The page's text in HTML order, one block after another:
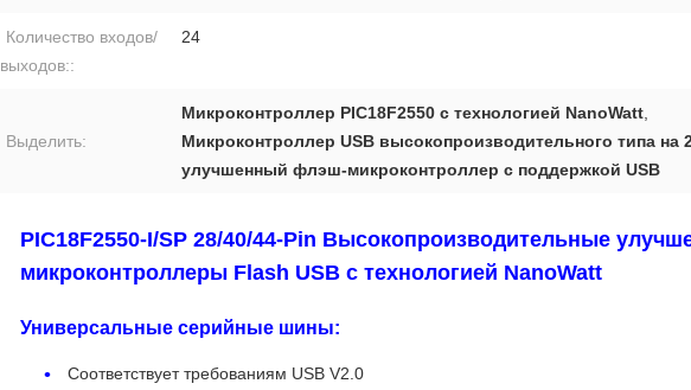
Количество входов/
выходов::
24
Выделить:
Микроконтроллер PIC18F2550 с технологией NanoWatt
Микроконтроллер USB высокопроизводительного типа на
улучшенный флэш-микроконтроллер с поддержкой USB
PIC18F2550-I/SP 28/40/44-Pin Высокопроизводительные
микроконтроллеры Flash USB с технологией NanoWatt
Универсальные серийные шины:
Соответствует требованиям USB V2.0